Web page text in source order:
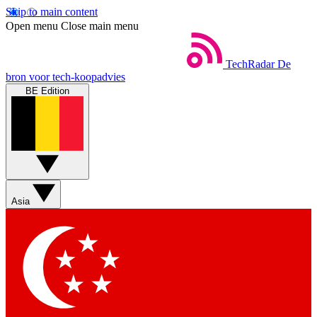
Skip to main content
Open menu Close main menu
TechRadar De
bron voor tech-koopadvies
BE Edition
Asia